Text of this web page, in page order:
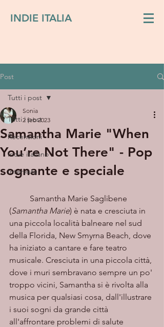
INDIE ITALIA
Post
Tutti i post
Recensioni
Indie italiano
Interviste
Tutti i post
Samantha Marie "When
You’re Not There" - Pop
sognante e speciale
Sonia
2 feb 2023
(Samantha Marie) è nata e cresciuta in
una piccola località balneare nel sud
della Florida, New Smyrna Beach, dove
ha iniziato a cantare e fare teatro
musicale. Cresciuta in una piccola città,
dove i muri sembravano sempre un po'
troppo vicini, Samantha si è rivolta alla
musica per qualsiasi cosa, dall'illustrare
i suoi sogni da grande città
all'affrontare problemi di salute